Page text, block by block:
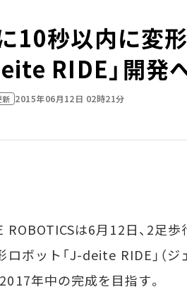
10秒以内に変
RIDE」開発
新 2015年06月12日 02時21分
は6月12日、2足
ボット「J-deite RIDE」（ジ
年中の完成を目指す。